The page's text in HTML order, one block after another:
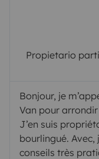
Propietario
Bonjour, je
Van pour
J’en suis
bourlingué. Avec,
conseils très